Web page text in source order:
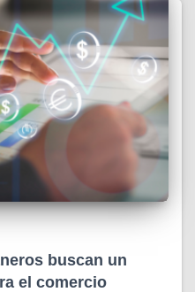
buscan un
el comercio